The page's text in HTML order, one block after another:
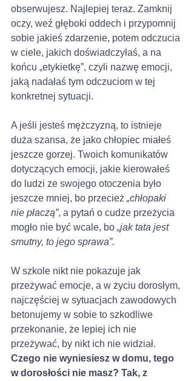
obserwujesz. Najlepiej teraz. Zamknij
oczy, weź głęboki oddech i przypomnij
sobie jakieś zdarzenie, potem odczucia
w ciele, jakich doświadczyłaś, a na
końcu „etykietkę”, czyli nazwę emocji,
jaką nadałaś tym odczuciom w tej
konkretnej sytuacji.
A jeśli jesteś mężczyzną, to istnieje
duża szansa, że jako chłopiec miałeś
jeszcze gorzej. Twoich komunikatów
dotyczących emocji, jakie kierowałeś
do ludzi ze swojego otoczenia było
jeszcze mniej, bo przecież „chłopaki
nie płaczą”, a pytań o cudze przeżycia
mogło nie być wcale, bo „jak tata jest
smutny, to jego sprawa”.
W szkole nikt nie pokazuje jak
przeżywać emocje, a w życiu dorosłym,
najczęściej w sytuacjach zawodowych
betonujemy w sobie to szkodliwe
przekonanie, że lepiej ich nie
przeżywać, by nikt ich nie widział.
Czego nie wyniesiesz w domu, tego
w dorosłości nie masz? Tak, z